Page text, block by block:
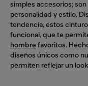
simples accesorios;
personalidad y estilo.
tendencia, estos
funcional, que te
hombre favoritos.
diseños únicos como
permiten reflejar un